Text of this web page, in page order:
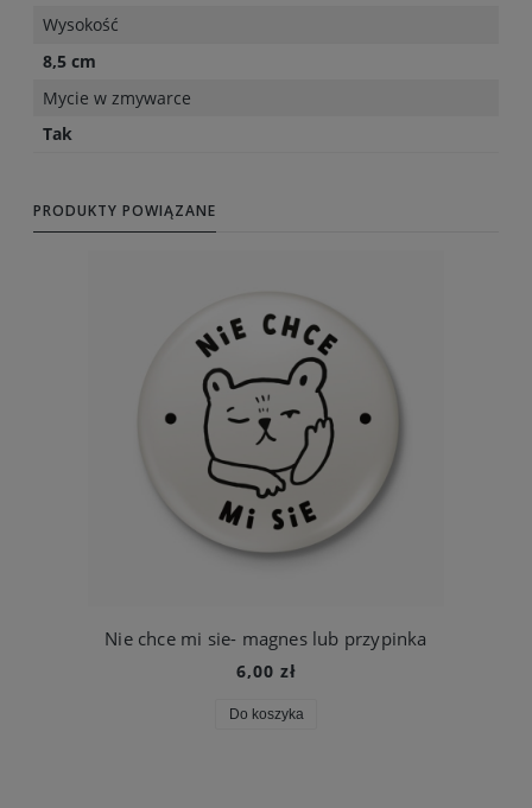
Wysokość
8,5 cm
Mycie w zmywarce
Tak
PRODUKTY POWIĄZANE
Nie chce mi sie- magnes lub przypinka
6,00 zł
Do koszyka